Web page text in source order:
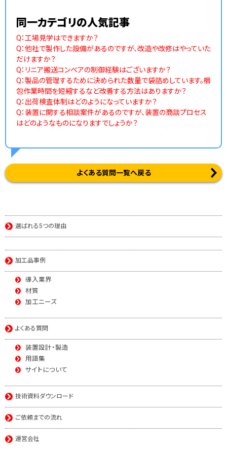
同一カテゴリの人気記事
Q：工場見学はできますか？
Q：他社で製作した設備があるのですが、改造や改修はやっていた
だけますか？
Q：リニア搬送コンベアの制御経験はございますか？
Q：製品の管理するために決められた数量で袋詰めしています。梱
包作業時間を短縮するなど改善する方法はありますか？
Q：出荷検査体制はどのようになっていますか？
Q：装置に関する相談案件があるのですが、装置の商談プロセス
はどのようなものになりますでしょうか？
よくある質問一覧へ戻る
選ばれる5つの理由
加工品事例
導入業界
材質
加工ニーズ
よくある質問
装置設計・製造
用語集
サイトについて
技術資料ダウンロード
ご依頼までの流れ
運営会社